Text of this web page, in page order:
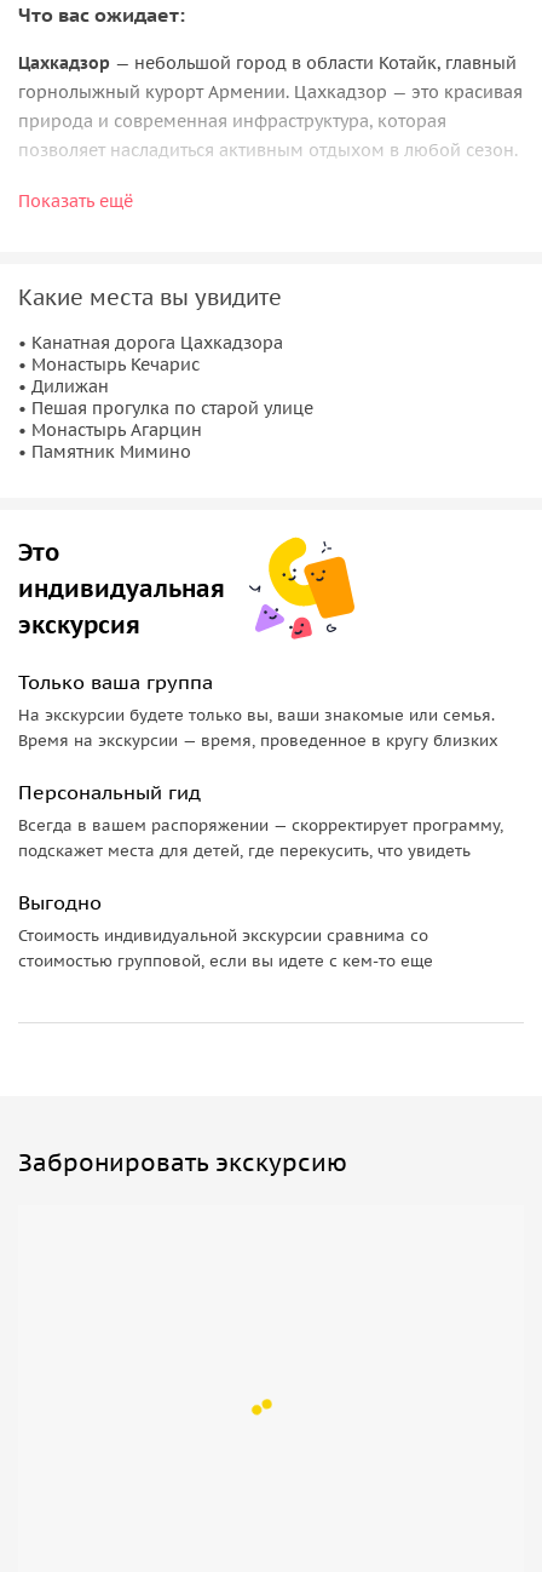
Что вас ожидает:
Цахкадзор — небольшой город в области Котайк, главный
горнолыжный курорт Армении. Цахкадзор — это красивая
природа и современная инфраструктура, которая
позволяет насладиться активным отдыхом в любой сезон.
Курорт расположен всего в 50 км от Еревана на склонах
континентальный климат с прохладной и снежной зимой.
Горнолыжный сезон длится с ноября по март.
Цахкадзор не богат достопримечательностями и
древними памятниками. Но всё же здесь есть одна
старинная жемчужина.
внутренний двор, две часовни и множество старых
хачкаров. Это удивительно атмосферное и духовное место
с мощной энергетикой и духом старины.
Затем Вы посетите Дилижан, именуемый также
природные леса. Город является частью Дилижанского
национального парка. У Вас будет остановка около
монастыря Агарцин 10 века, недавно
отремонтированного на пожертвование шейха Султана
был впечатлен монастырем во время посещения.
армянского церковного зодчества; это было абсолютным
новаторством своего времени.
Показать ещё
Какие места вы увидите
• Канатная дорога Цахкадзора
• Монастырь Кечарис
• Дилижан
• Пешая прогулка по старой улице
• Монастырь Агарцин
• Памятник Мимино
Это
индивидуальная
экскурсия
Только ваша группа
На экскурсии будете только вы, ваши знакомые или семья.
Время на экскурсии — время, проведенное в кругу близких
Персональный гид
Всегда в вашем распоряжении — скорректирует программу,
подскажет места для детей, где перекусить, что увидеть
Выгодно
Стоимость индивидуальной экскурсии сравнима со
стоимостью групповой, если вы идете с кем-то еще
Забронировать экскурсию